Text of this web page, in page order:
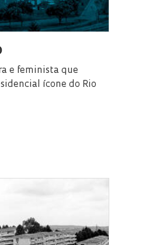
e feminista que
ícone do Rio